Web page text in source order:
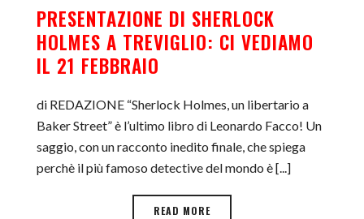
PRESENTAZIONE DI SHERLOCK
HOLMES A TREVIGLIO: CI VEDIAMO
IL 21 FEBBRAIO
di REDAZIONE “Sherlock Holmes, un libertario a
Baker Street” è l’ultimo libro di Leonardo Facco! Un
saggio, con un racconto inedito finale, che spiega
perchè il più famoso detective del mondo è [...]
READ MORE